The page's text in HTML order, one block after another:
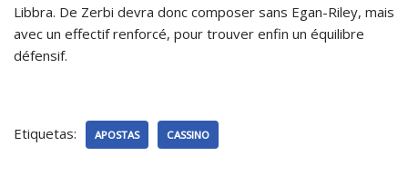
Libbra. De Zerbi devra donc composer sans Egan-Riley, mais
avec un effectif renforcé, pour trouver enfin un équilibre
défensif.
Etiquetas: APOSTAS CASSINO